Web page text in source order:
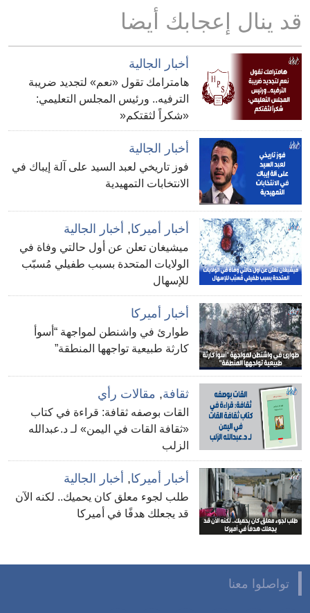
قد ينال إعجابك أيضا
أخبار الجالية
هامترامك تقول «نعم» لتجديد ضريبة
الترفيه.. ورئيس المجلس التعليمي:
«شكراً لثقتكم«
أخبار الجالية
فوز تاريخي لعبد السيد على آلة إيباك في
الانتخابات التمهيدية
أخبار أميركا, أخبار الجالية
ميشيغان تعلن عن أول حالتي وفاة في
الولايات المتحدة بسبب طفيلي مُسبّب
للإسهال
أخبار أميركا
طوارئ في واشنطن لمواجهة “أسوأ
كارثة طبيعية تواجهها المنطقة”
ثقافة, مقالات رأي
القات بوصفه ثقافة: قراءة في كتاب
«ثقافة القات في اليمن» لـ د.عبدالله
الزلب
أخبار أميركا, أخبار الجالية
طلب لجوء معلق كان يحميك.. لكنه الآن
قد يجعلك هدفًا في أميركا
تواصلوا معنا